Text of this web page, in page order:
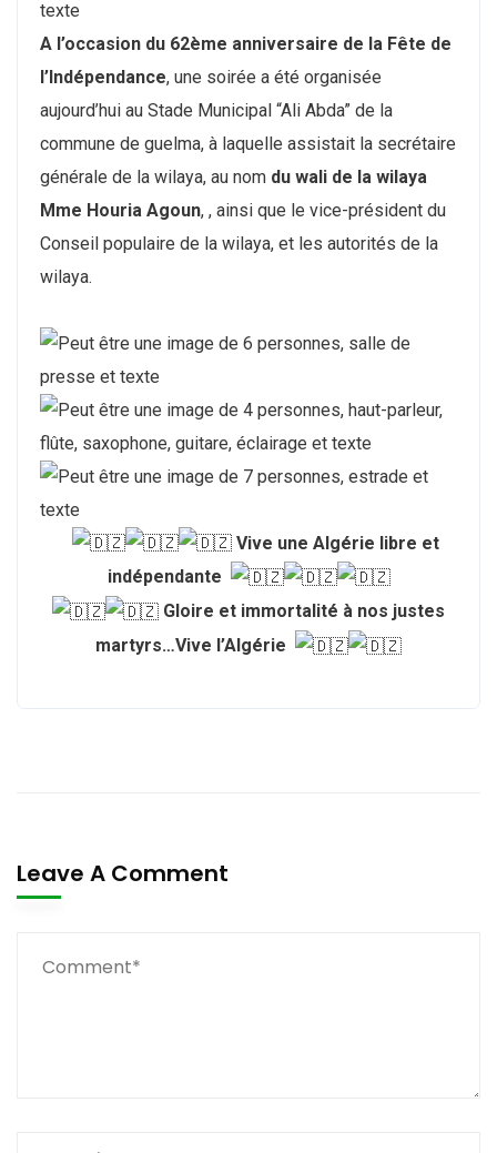
A l’occasion du 62ème anniversaire de la Fête de
l’Indépendance, une soirée a été organisée
aujourd’hui au Stade Municipal “Ali Abda” de la
commune de guelma, à laquelle assistait la secrétaire
générale de la wilaya, au nom du wali de la wilaya
Mme Houria Agoun, , ainsi que le vice-président du
Conseil populaire de la wilaya, et les autorités de la
wilaya.
Vive une Algérie libre et
indépendante
Gloire et immortalité à nos justes
martyrs…Vive l’Algérie
Leave A Comment